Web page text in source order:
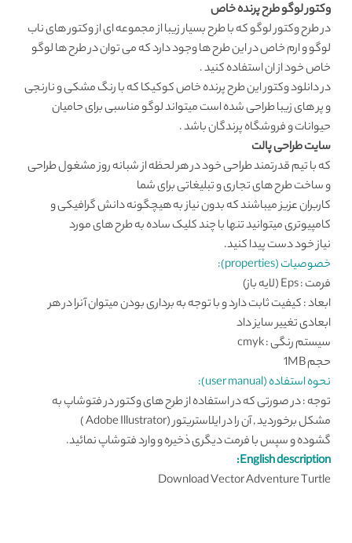
وکتور لوگو طرح پرنده خاص
در طرحوکتور لوگوکه با طرح بسیار زیبا از مجموعه ای از وکتور های ناب
لوگو و ارم خاص در این طرح ها وجود دارد که می توان در طرح ها لوگو
خاص خود از ان استفاده کنید .
دردانلود وکتوراین طرح پرنده خاص کوکیکا که با رنگ مشکی و نارنجی
و پر های زیبا طراحی شده است میتواند لوگو مناسبی برای حامیان
حیوانات و فروشگاه پرندگان باشد .
سایت طراحی پالت
که با تیم قدرتمند طراحی خود در هر لحظه از شبانه روز مشغول طراحی
و ساخت طرح های تجاری و تبلیغاتی برای شما
کاربران عزیز میباشند که بدون نیاز به هیچگونه دانش گرافیکی و
کامپیوتری میتوانید تنها با چند کلیک ساده به طرح های مورد
نیاز خود دست پیدا کنید.
خصوصیات (properties):
فرمت : Eps (لایه باز)
ابعاد : کیفیت ثابت دارد و با توجه به برداری بودن میتوان آنرا در هر
ابعادی تغییر سایز داد
سیستم رنگی : cmyk
حجم 1MB
نحوه استفاده (user manual):
توجه : در صورتی که در استفاده از طرح های وکتور در فتوشاپ به
مشکل برخوردید , آن را در ایلاستریتور (Adobe Illustrator )
گشوده و سپس با فرمت دیگری ذخیره و وارد فتوشاپ نمائید.
English description:
Download Vector Adventure Turtle